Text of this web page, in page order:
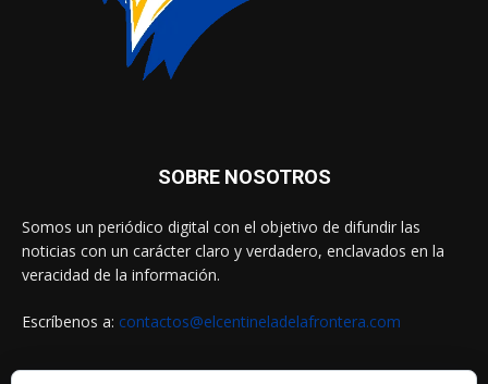
SOBRE NOSOTROS
Somos un periódico digital con el objetivo de difundir las
noticias con un carácter claro y verdadero, enclavados en la
veracidad de la información.
Escríbenos a: contactos@elcentineladelafrontera.com